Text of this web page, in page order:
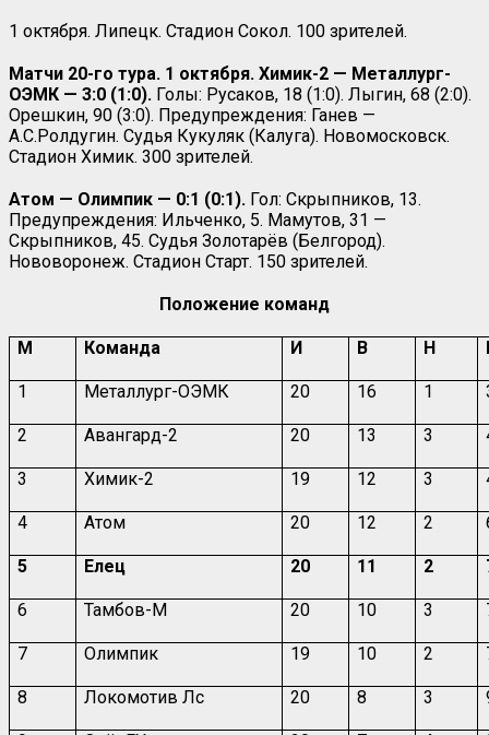
1 октября. Липецк. Стадион Сокол. 100 зрителей.
Матчи 20-го тура. 1 октября. Химик-2 — Металлург-
ОЭМК — 3:0 (1:0). Голы: Русаков, 18 (1:0). Лыгин, 68 (2:0).
Орешкин, 90 (3:0). Предупреждения: Ганев —
А.С.Ролдугин. Судья Кукуляк (Калуга). Новомосковск.
Стадион Химик. 300 зрителей.
Атом — Олимпик — 0:1 (0:1). Гол: Скрыпников, 13.
Предупреждения: Ильченко, 5. Мамутов, 31 —
Скрыпников, 45. Судья Золотарёв (Белгород).
Нововоронеж. Стадион Старт. 150 зрителей.
Положение команд
М Команда И В Н
1 Металлург-ОЭМК 20 16 1
2 Авангард-2 20 13 3
3 Химик-2 19 12 3
4 Атом 20 12 2
5 Елец 20 11 2
6 Тамбов-М 20 10 3
7 Олимпик 19 10 2
8 Локомотив Лс 20 8 3